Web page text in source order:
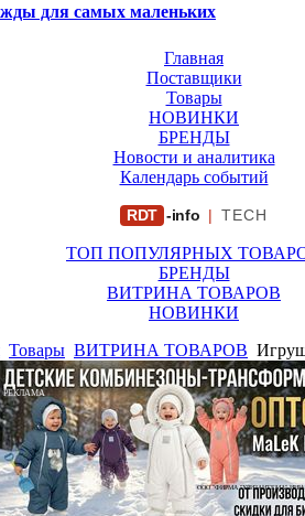
для самых маленьких
Главная
Поставщики
Товары
НОВИНКИ
БРЕНДЫ
Новости и аналитика
Календарь событий
RDT -info | TECH
ТОП ПОПУЛЯРНЫХ
БРЕНДЫ
ВИТРИНА ТОВАРОВ
НОВИНКИ
Товары ВИТРИНА ТОВАРОВ
РЕКЛАМА
ООО "ФИРМА "ХРИЗАНТЕМА" ИНН: